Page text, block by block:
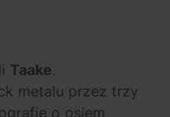
Taake.
metalu przez trzy
o osiem